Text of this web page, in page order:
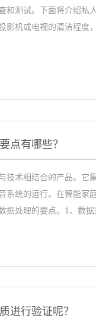
和测试。下面将介绍
影机或电视的清洁程度
点有哪些？
技术相结合的产品。它
系统的运行。在智能
据处理的要点。1、数
进行验证呢？